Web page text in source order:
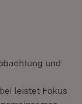
und
leistet Fokus